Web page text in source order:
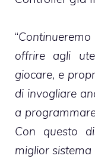
“
offrire agli
giocare, e
di invogliare
a
Con questo
miglior